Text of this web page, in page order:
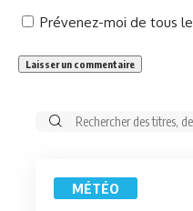
Prévenez-moi de tous
Rechercher:
MÉTÉO